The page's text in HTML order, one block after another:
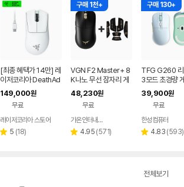
[최종 혜택가 14만] 레
이저코리아 DeathAd
der V3 Pro e스포츠
무선 게이밍 마우스 화
이트
149,000원
무료
레이저코리아 스토어
별 5 리
(18)
구매 1천+
VGN F2 Master+ 8
K나노 무선 잠자리 게
이밍 마우스+그립테이
프 블랙
48,230원
무료
페이
가온인터내셔날
별 4.95 리
(571)
구매 130+
TFG G260
3모드 초경량
마우스 머랭
39,900원
무료
한성컴퓨터
별 4.83 리
(593)
전체보기